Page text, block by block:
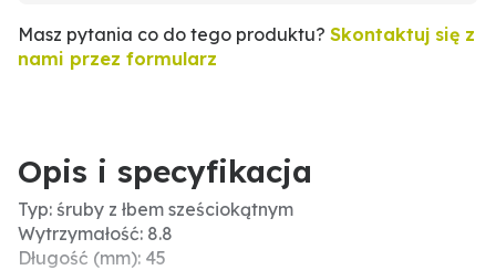
Masz pytania co do tego produktu? Skontaktuj się z
nami przez formularz
Opis i specyfikacja
Typ: śruby z łbem sześciokątnym
Wytrzymałość: 8.8
Długość (mm): 45